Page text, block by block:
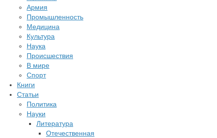
Армия
Промышленность
Медицина
Культура
Наука
Происшествия
В мире
Спорт
Книги
Статьи
Политика
Науки
Литература
Отечественная